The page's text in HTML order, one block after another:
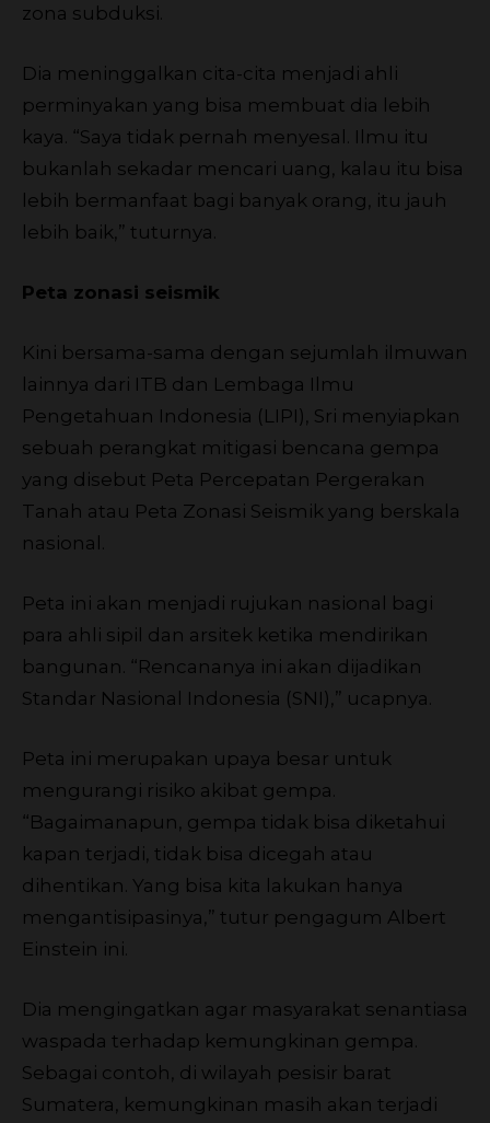
zona subduksi.
Dia meninggalkan cita-cita menjadi ahli
perminyakan yang bisa membuat dia lebih
kaya. “Saya tidak pernah menyesal. Ilmu itu
bukanlah sekadar mencari uang, kalau itu bisa
lebih bermanfaat bagi banyak orang, itu jauh
lebih baik,” tuturnya.
Peta zonasi seismik
Kini bersama-sama dengan sejumlah ilmuwan
lainnya dari ITB dan Lembaga Ilmu
Pengetahuan Indonesia (LIPI), Sri menyiapkan
sebuah perangkat mitigasi bencana gempa
yang disebut Peta Percepatan Pergerakan
Tanah atau Peta Zonasi Seismik yang berskala
nasional.
Peta ini akan menjadi rujukan nasional bagi
para ahli sipil dan arsitek ketika mendirikan
bangunan. “Rencananya ini akan dijadikan
Standar Nasional Indonesia (SNI),” ucapnya.
Peta ini merupakan upaya besar untuk
mengurangi risiko akibat gempa.
“Bagaimanapun, gempa tidak bisa diketahui
kapan terjadi, tidak bisa dicegah atau
dihentikan. Yang bisa kita lakukan hanya
mengantisipasinya,” tutur pengagum Albert
Einstein ini.
Dia mengingatkan agar masyarakat senantiasa
waspada terhadap kemungkinan gempa.
Sebagai contoh, di wilayah pesisir barat
Sumatera, kemungkinan masih akan terjadi